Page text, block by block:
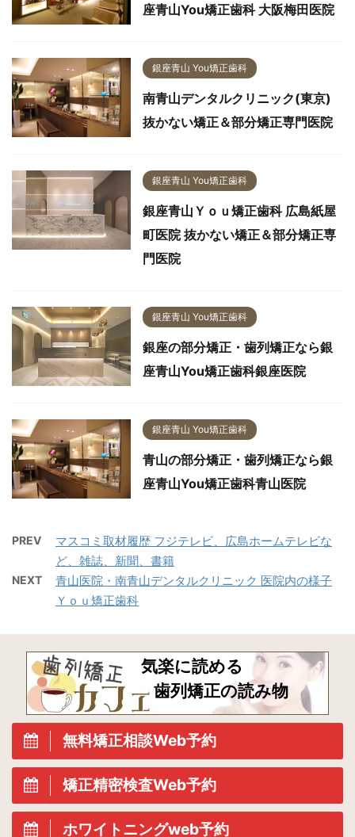
座青山You矯正歯科 大阪梅田医院
銀座青山 You矯正歯科
南青山デンタルクリニック(東京)
抜かない矯正＆部分矯正専門医院
銀座青山 You矯正歯科
銀座青山Ｙｏｕ矯正歯科 広島紙屋
町医院 抜かない矯正＆部分矯正専
門医院
銀座青山 You矯正歯科
銀座の部分矯正・歯列矯正なら銀
座青山You矯正歯科銀座医院
銀座青山 You矯正歯科
青山の部分矯正・歯列矯正なら銀
座青山You矯正歯科青山医院
PREV
マスコミ取材履歴 フジテレビ、広島ホームテレビな
ど、雑誌、新聞、書籍
NEXT
青山医院・南青山デンタルクリニック 医院内の様子
Ｙｏｕ矯正歯科
気楽に読める
歯列矯正の読み物
無料矯正相談Web予約
矯正精密検査Web予約
ホワイトニングweb予約